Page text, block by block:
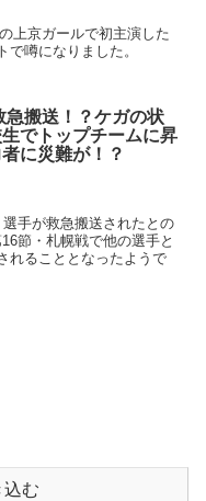
上京ガールで初主演した
噂になりました。
急搬送！？ケガの状
でトップチームに昇
に災難が！？
手が救急搬送されたとの
節・札幌戦で他の選手と
れることとなったようで
込む